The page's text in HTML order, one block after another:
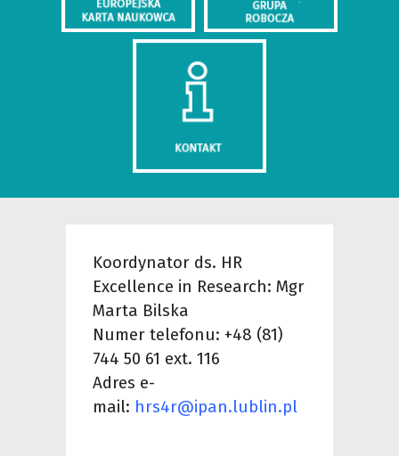
Koordynator ds. HR
Excellence in Research: Mgr
Marta Bilska
Numer telefonu: +48 (81)
744 50 61 ext. 116
Adres e-
mail: hrs4r@ipan.lublin.pl